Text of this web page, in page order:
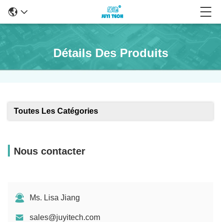
Détails Des Produits
Toutes Les Catégories
Nous contacter
Ms. Lisa Jiang
sales@juyitech.com